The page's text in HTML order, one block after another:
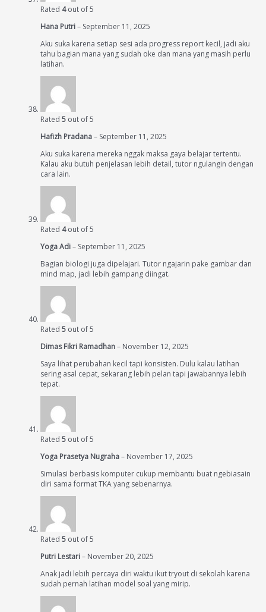
Rated 4out of 5
Hana Putri– September 11, 2025
Aku suka karena setiap sesi ada progress report kecil, jadi aku
tahu bagian mana yang sudah oke dan mana yang masih perlu
latihan.
Rated 5 out of 5
Hafizh Pradana– September 11, 2025
Aku suka karena mereka nggak maksa gaya belajar tertentu.
Kalau aku butuh penjelasan lebih detail, tutor ngulangin dengan
cara lain.
Rated 4out of 5
Yoga Adi– September 11, 2025
Bagian biologi juga dipelajari. Tutor ngajarin pake gambar dan
mind map, jadi lebih gampang diingat.
Rated 5 out of 5
Dimas Fikri Ramadhan– November 12, 2025
Saya lihat perubahan kecil tapi konsisten. Dulu kalau latihan
sering asal cepat, sekarang lebih pelan tapi jawabannya lebih
tepat.
Rated 5 out of 5
Yoga Prasetya Nugraha– November 17, 2025
Simulasi berbasis komputer cukup membantu buat ngebiasain
diri sama format TKA yang sebenarnya.
Rated 5 out of 5
Putri Lestari– November 20, 2025
Anak jadi lebih percaya diri waktu ikut tryout di sekolah karena
sudah pernah latihan model soal yang mirip.